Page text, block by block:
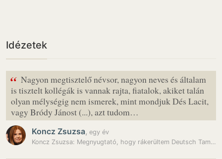
Idézetek
“ Nagyon megtisztelő névsor, nagyon neves és általam
is tisztelt kollégák is vannak rajta, fiatalok, akiket talán
olyan mélységig nem ismerek, mint mondjuk Dés Lacit,
vagy Bródy Jánost (...), azt tudom…
Koncz Zsuzsa, egy év
Koncz Zsuzsa: Megnyugtató, hogy rákerültem Deutsch Tamás listájára